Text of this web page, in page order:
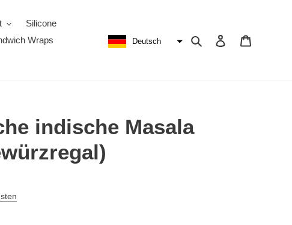
Silicone
Wraps
Deutsch Suchen Einloggen
indische Masala